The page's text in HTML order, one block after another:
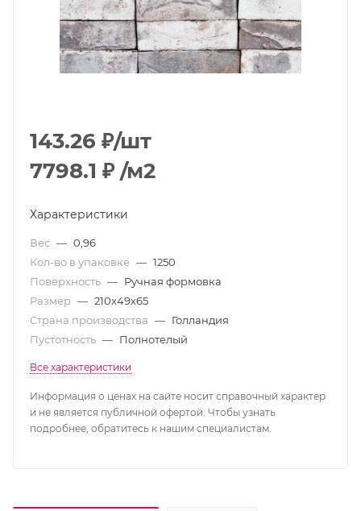
143.26 ₽/шт
7798.1 ₽ /м2
Характеристики
Вес — 0,96
Кол-во в упаковке — 1250
Поверхность — Ручная формовка
Размер — 210x49x65
Страна производства — Голландия
Пустотность — Полнотелый
Все характеристики
Информация о ценах на сайте носит справочный характер
и не является публичной офертой. Чтобы узнать
подробнее, обратитесь к нашим специалистам.